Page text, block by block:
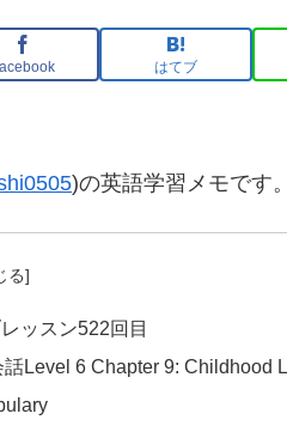
はてブ
)の英語学習メモです。
ッスン522回目
話Level 6 Chapter 9: Childhood